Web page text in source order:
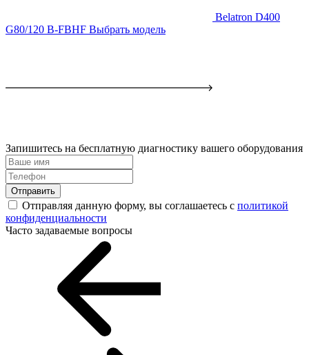
Belatron D400
G80/120 B-FBHF Выбрать модель
Запишитесь на бесплатную диагностику вашего оборудования
Отправить
Отправляя данную форму, вы соглашаетесь с политикой
конфиденциальности
Часто задаваемые вопросы